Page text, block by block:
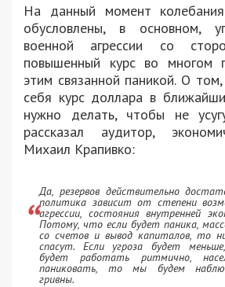
На данный момент
обусловлены, в основном,
военной агрессии со
повышенный курс во многом
этим связанной паникой. О
себя курс доллара в
нужно делать, чтобы не
рассказал аудитор,
Михаил Крапивко:
Да, резервов действительно
политика зависит от степени
агрессии, состояния внутренней
Потому, что если будет паника,
со счетов и вывод капиталов, то
спасут. Если угроза будет
будет работать ритмично,
паниковать, то мы будем
гривны.